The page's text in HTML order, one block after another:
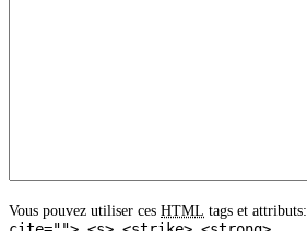
Vous pouvez utiliser ces HTML tags et attributs: